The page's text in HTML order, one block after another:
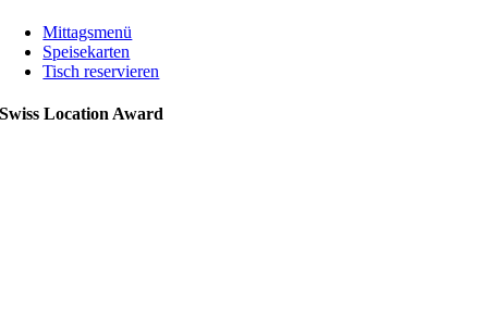
Mittagsmenü
Speisekarten
Tisch reservieren
Swiss Location Award